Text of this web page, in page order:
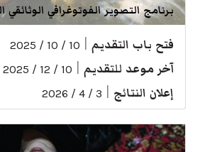
برنامج التصوير الفوتوغرافي الوثائقي
فتح باب التقديم 10 / 10 / 2025
آخر موعد للتقديم 10 / 12 / 2025
إعلان النتائج 3 / 4 / 2026